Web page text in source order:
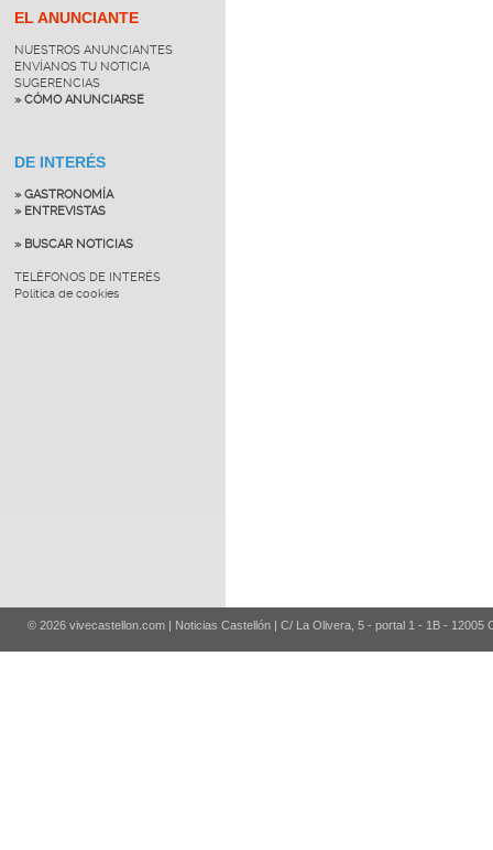
EL ANUNCIANTE
NUESTROS ANUNCIANTES
ENVÍANOS TU NOTICIA
SUGERENCIAS
» CÓMO ANUNCIARSE
DE INTERÉS
» GASTRONOMÍA
» ENTREVISTAS
» BUSCAR NOTICIAS
TELÉFONOS DE INTERÉS
Política de cookies
© 2026 vivecastellon.com | Noticias Castellón | C/ La Olivera, 5 - portal 1 - 1B - 12005